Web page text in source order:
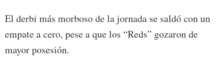
El derbi más morboso de la jornada se saldó con un
empate a cero, pese a que los “Reds” gozaron de
mayor posesión.